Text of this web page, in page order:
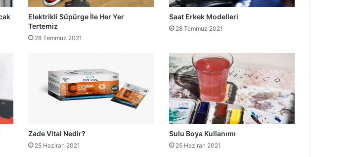
Elektrikli Süpürge İle Her Yer
Tertemiz
28 Temmuz 2021
Saat Erkek Modelleri
28 Temmuz 2021
Zade Vital Nedir?
25 Haziran 2021
Sulu Boya Kullanımı
25 Haziran 2021